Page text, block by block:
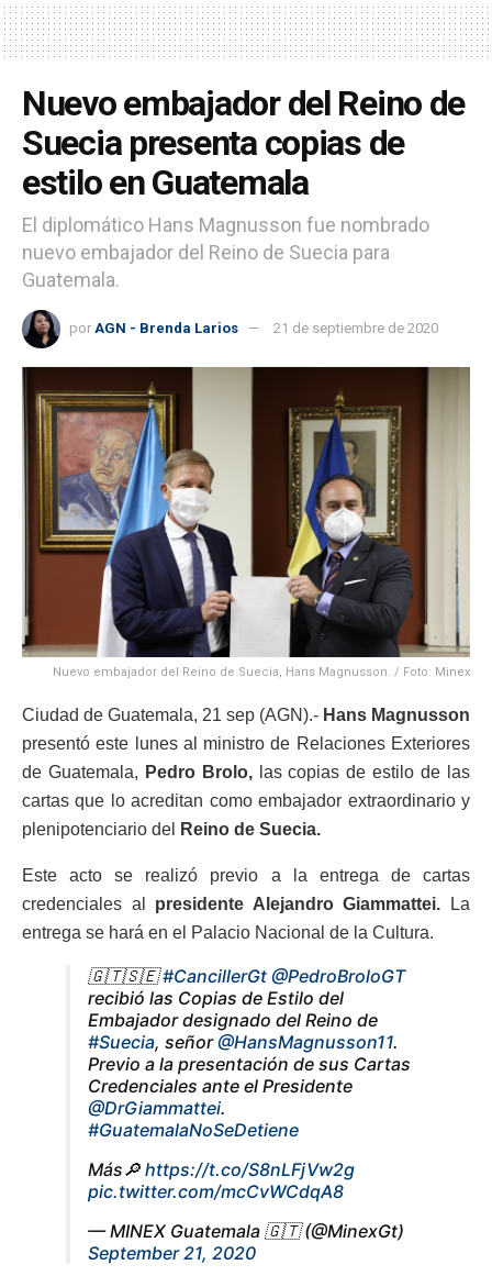
Nuevo embajador del Reino de
Suecia presenta copias de
estilo en Guatemala
El diplomático Hans Magnusson fue nombrado
nuevo embajador del Reino de Suecia para
Guatemala.
por AGN - Brenda Larios 21 de septiembre de 2020
Nuevo embajador del Reino de Suecia, Hans Magnusson. / Foto: Minex
Ciudad de Guatemala, 21 sep (AGN).- Hans Magnusson
presentó este lunes al ministro de Relaciones Exteriores
de Guatemala, Pedro Brolo,las copias de estilo de las
cartas que lo acreditan como embajador extraordinario y
plenipotenciario del
Reino de Suecia.
Este acto se realizó previo a la entrega de cartas
credenciales al presidente Alejandro Giammattei. La
entrega se hará en el Palacio Nacional de la Cultura.
🇬🇹🇸🇪#CancillerGt @PedroBroloGT
recibió las Copias de Estilo del
Embajador designado del Reino de
#Suecia, señor@HansMagnusson11.
Previo a la presentación de sus Cartas
Credenciales ante el Presidente
@DrGiammattei.
#GuatemalaNoSeDetiene
Más🔎https://t.co/S8nLFjVw2g
pic.twitter.com/mcCvWCdqA8
— MINEX Guatemala 🇬🇹 (@MinexGt)
September 21, 2020